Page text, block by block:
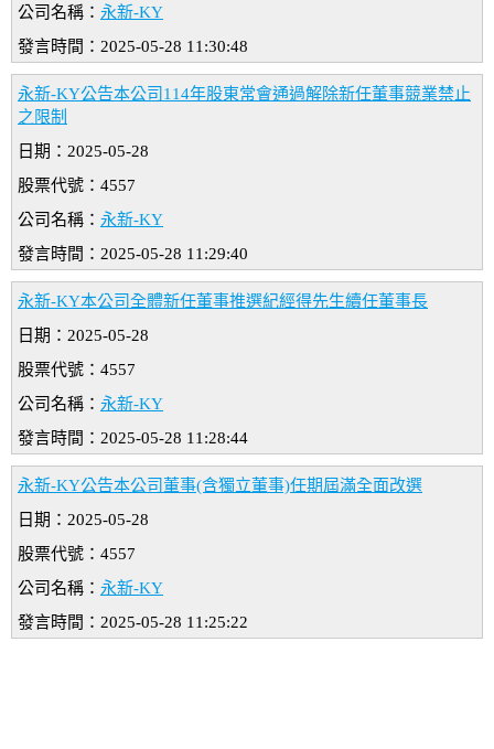
公司名稱： 永新-KY
發言時間：2025-05-28 11:30:48
永新-KY公告本公司114年股東常會通過解除新任董事競業禁止
之限制
日期：2025-05-28
股票代號：4557
公司名稱： 永新-KY
發言時間：2025-05-28 11:29:40
永新-KY本公司全體新任董事推選紀經得先生續任董事長
日期：2025-05-28
股票代號：4557
公司名稱： 永新-KY
發言時間：2025-05-28 11:28:44
永新-KY公告本公司董事(含獨立董事)任期屆滿全面改選
日期：2025-05-28
股票代號：4557
公司名稱： 永新-KY
發言時間：2025-05-28 11:25:22